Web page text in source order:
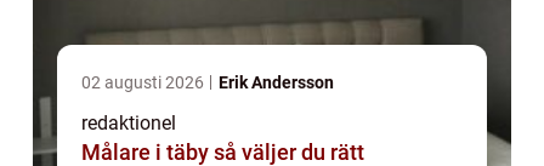
02 augusti 2026 Erik Andersson
redaktionel
Målare i täby så väljer du rätt